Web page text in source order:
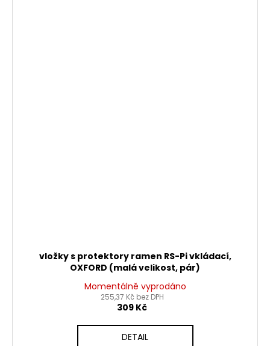
vložky s protektory ramen RS-Pi vkládací,
OXFORD (malá velikost, pár)
Momentálně vyprodáno
255,37 Kč bez DPH
309 Kč
DETAIL